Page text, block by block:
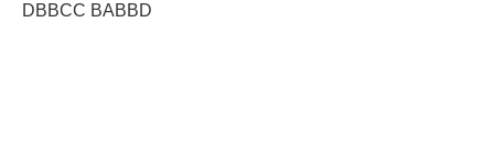
DBBCC BABBD